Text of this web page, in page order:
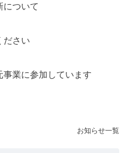
について
ださい
業に参加しています
お知らせ一覧